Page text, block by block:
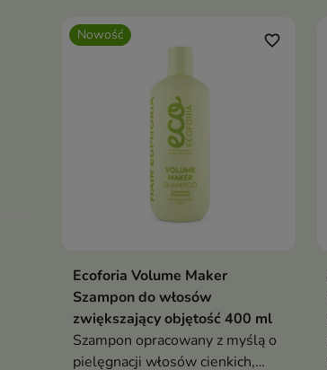
Nowość
Dodaj do koszyka
favorite_border
Ecoforia Volume Maker
Szampon do włosów
zwiększający objętość 400 ml
Szampon opracowany z myślą o
pielęgnacji włosów cienkich,